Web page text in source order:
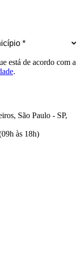
está de acordo com a
.
São Paulo - SP,
às 18h)